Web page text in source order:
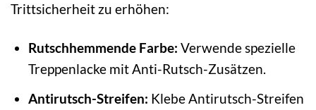
Trittsicherheit zu erhöhen:
Rutschhemmende Farbe: Verwende spezielle
Treppenlacke mit Anti-Rutsch-Zusätzen.
Antirutsch-Streifen: Klebe Antirutsch-Streifen